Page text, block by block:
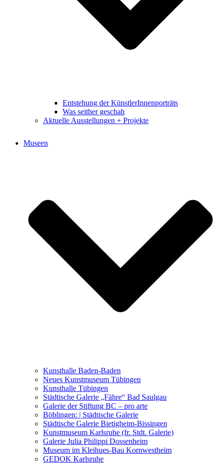
Entstehung der KünstlerInnenporträts
Was seither geschah
Aktuelle Ausstellungen + Projekte
Was seither geschah
Kunstwettbewerbe, Ausschreibungen für Künstler
Museen
Kunsthalle Baden-Baden
Neues Kunstmuseum Tübingen
Kunsthalle Tübingen
Städtische Galerie „Fähre“ Bad Saulgau
Galerie der Stiftung BC – pro arte
Böblingen: | Städtische Galerie
Städtische Galerie Bietigheim-Bissingen
Kunstmuseum Karlsruhe (fr. Stdt. Galerie)
Galerie Julia Philippi Dossenheim
Museum im Kleihues-Bau Kornwestheim
GEDOK Karlsruhe